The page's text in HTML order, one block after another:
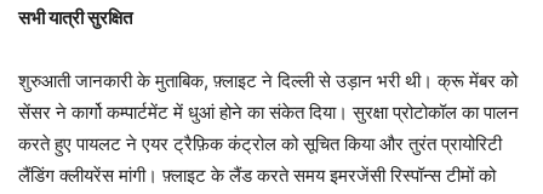
सभी यात्री सुरक्षित
शुरुआती जानकारी के मुताबिक, फ़्लाइट ने दिल्ली से उड़ान भरी थी। क्रू मेंबर को
सेंसर ने कार्गो कम्पार्टमेंट में धुआं होने का संकेत दिया। सुरक्षा प्रोटोकॉल का पालन
करते हुए पायलट ने एयर ट्रैफ़िक कंट्रोल को सूचित किया और तुरंत प्रायोरिटी
लैंडिंग क्लीयरेंस मांगी। फ़्लाइट के लैंड करते समय इमरजेंसी रिस्पॉन्स टीमों को